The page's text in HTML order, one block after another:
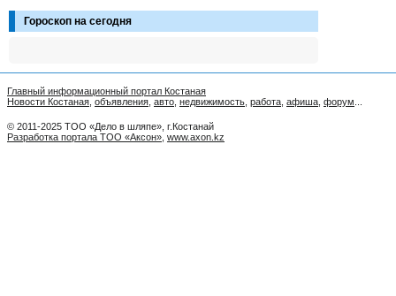
Гороскоп на сегодня
Главный информационный портал Костаная
Новости Костаная объявления авто недвижимость работа афиша форум
© 2011-2025 ТОО «Дело в шляпе», г.Костанай
Разработка портала ТОО «Аксон» www.axon.kz